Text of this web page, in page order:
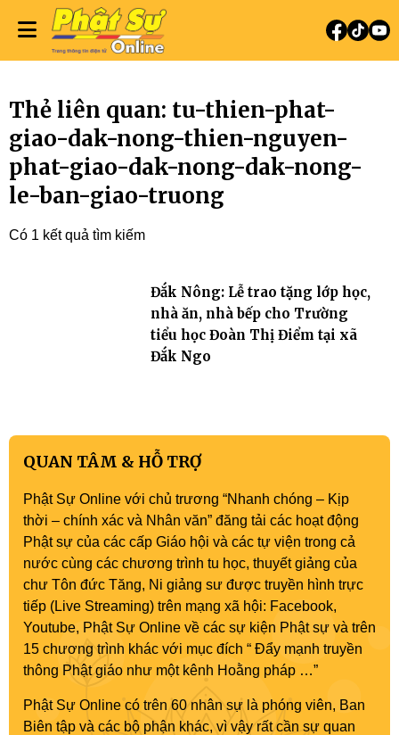
Thẻ liên quan: tu-thien-phat-
giao-dak-nong-thien-nguyen-
phat-giao-dak-nong-dak-nong-
le-ban-giao-truong
Có 1 kết quả tìm kiếm
Đắk Nông: Lễ trao tặng lớp học,
nhà ăn, nhà bếp cho Trường
tiểu học Đoàn Thị Điểm tại xã
Đắk Ngo
QUAN TÂM & HỖ TRỢ
Phật Sự Online với chủ trương “Nhanh chóng – Kịp
thời – chính xác và Nhân văn” đăng tải các hoạt động
Phật sự của các cấp Giáo hội và các tự viện trong cả
nước cùng các chương trình tu học, thuyết giảng của
chư Tôn đức Tăng, Ni giảng sư được truyền hình trực
tiếp (Live Streaming) trên mạng xã hội: Facebook,
Youtube, Phật Sự Online về các sự kiện Phật sự và trên
15 chương trình khác với mục đích “ Đẩy mạnh truyền
thông Phật giáo như một kênh Hoằng pháp …”
Phật Sự Online có trên 60 nhân sự là phóng viên, Ban
Biên tập và các bộ phận khác, vì vậy rất cần sự quan